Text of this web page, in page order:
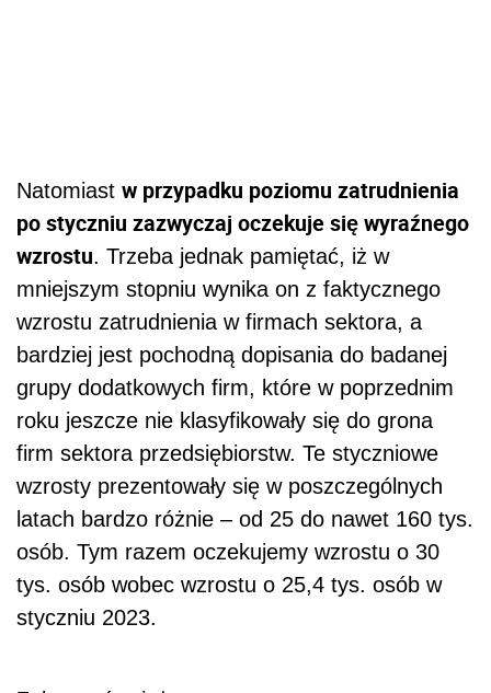
Natomiast w przypadku poziomu zatrudnienia
po styczniu zazwyczaj oczekuje się wyraźnego
wzrostu. Trzeba jednak pamiętać, iż w
mniejszym stopniu wynika on z faktycznego
wzrostu zatrudnienia w firmach sektora, a
bardziej jest pochodną dopisania do badanej
grupy dodatkowych firm, które w poprzednim
roku jeszcze nie klasyfikowały się do grona
firm sektora przedsiębiorstw. Te styczniowe
wzrosty prezentowały się w poszczególnych
latach bardzo różnie – od 25 do nawet 160 tys.
osób. Tym razem oczekujemy wzrostu o 30
tys. osób wobec wzrostu o 25,4 tys. osób w
styczniu 2023.